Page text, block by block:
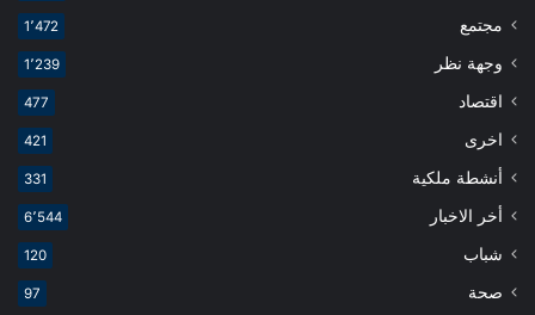
مجتمع 1٬472
وجهة نظر 1٬239
اقتصاد 477
اخرى 421
أنشطة ملكية 331
أخر الاخبار 6٬544
شباب 120
صحة 97